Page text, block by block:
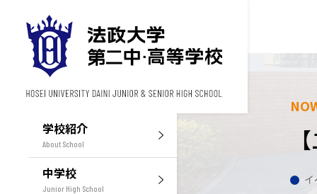
学校紹介
About School
中学校
Junior High School